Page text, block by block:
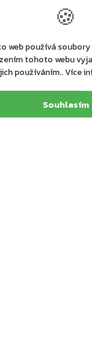
🍪
web používá
tohoto webu
používáním.. Více
Souhlasím
dveře do šířky
dveře do šířky
806 200